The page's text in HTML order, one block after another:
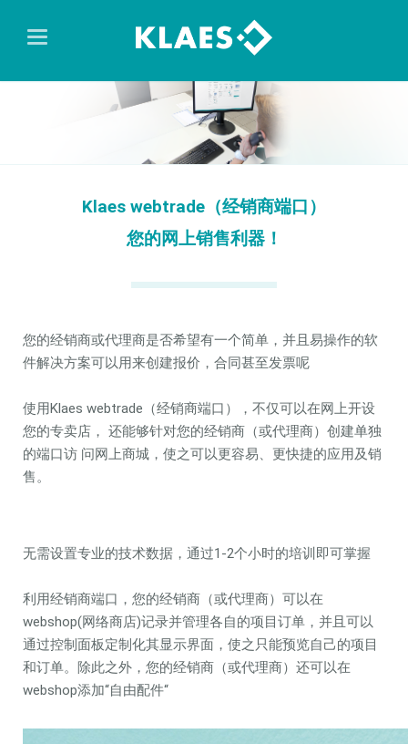
Klaes webtrade（经销商端口）
您的网上销售利器！
您的经销商或代理商是否希望有一个简单，并且易操作的软
件解决方案可以用来创建报价，合同甚至发票呢
使用Klaes webtrade（经销商端口），不仅可以在网上开设
您的专卖店， 还能够针对您的经销商（或代理商）创建单独
的端口访 问网上商城，使之可以更容易、更快捷的应用及销
售。
无需设置专业的技术数据，通过1-2个小时的培训即可掌握
利用经销商端口，您的经销商（或代理商）可以在
webshop(网络商店)记录并管理各自的项目订单，并且可以
通过控制面板定制化其显示界面，使之只能预览自己的项目
和订单。除此之外，您的经销商（或代理商）还可以在
webshop添加“自由配件“